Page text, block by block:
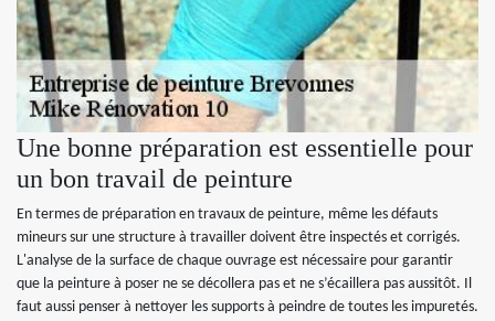
Une bonne préparation est essentielle pour
un bon travail de peinture
En termes de préparation en travaux de peinture, même les défauts
mineurs sur une structure à travailler doivent être inspectés et corrigés.
L'analyse de la surface de chaque ouvrage est nécessaire pour garantir
que la peinture à poser ne se décollera pas et ne s’écaillera pas aussitôt. Il
faut aussi penser à nettoyer les supports à peindre de toutes les impuretés.